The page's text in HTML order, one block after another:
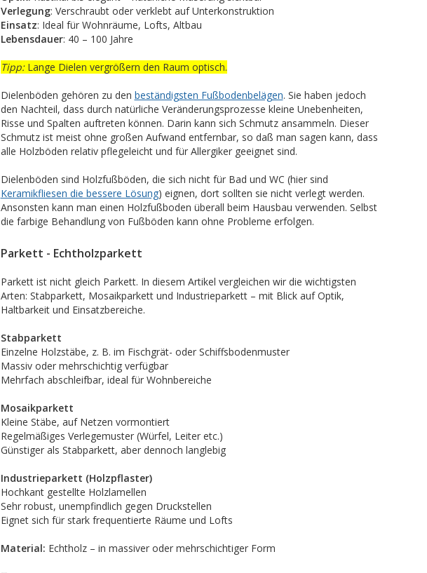
Verlegung: Verschraubt oder verklebt auf Unterkonstruktion
Einsatz: Ideal für Wohnräume, Lofts, Altbau
Lebensdauer: 40 – 100 Jahre
Tipp:Lange Dielen vergrößern den Raum optisch.
Dielenböden gehören zu den beständigsten Fußbodenbelägen. Sie haben jedoch
den Nachteil, dass durch natürliche Veränderungsprozesse kleine Unebenheiten,
Risse und Spalten auftreten können. Darin kann sich Schmutz ansammeln. Dieser
Schmutz ist meist ohne großen Aufwand entfernbar, so daß man sagen kann, dass
alle Holzböden relativ pflegeleicht und für Allergiker geeignet sind.
Dielenböden sind Holzfußböden, die sich nicht für Bad und WC (hier sind
Keramikfliesen die bessere Lösung) eignen, dort sollten sie nicht verlegt werden.
Ansonsten kann man einen Holzfußboden überall beim Hausbau verwenden. Selbst
die farbige Behandlung von Fußböden kann ohne Probleme erfolgen.
Parkett - Echtholzparkett
Parkett ist nicht gleich Parkett. In diesem Artikel vergleichen wir die wichtigsten
Arten: Stabparkett, Mosaikparkett und Industrieparkett – mit Blick auf Optik,
Haltbarkeit und Einsatzbereiche.
Stabparkett
Einzelne Holzstäbe, z. B. im Fischgrät- oder Schiffsbodenmuster
Massiv oder mehrschichtig verfügbar
Mehrfach abschleifbar, ideal für Wohnbereiche
Mosaikparkett
Kleine Stäbe, auf Netzen vormontiert
Regelmäßiges Verlegemuster (Würfel, Leiter etc.)
Günstiger als Stabparkett, aber dennoch langlebig
Industrieparkett (Holzpflaster)
Hochkant gestellte Holzlamellen
Sehr robust, unempfindlich gegen Druckstellen
Eignet sich für stark frequentierte Räume und Lofts
Material: Echtholz – in massiver oder mehrschichtiger Form